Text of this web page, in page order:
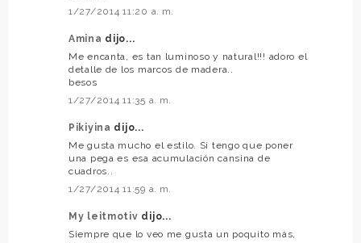
1/27/2014 11:20 a. m.
Amina dijo...
Me encanta, es tan luminoso y natural!!! adoro el
detalle de los marcos de madera..
besos
1/27/2014 11:35 a. m.
Pikiyina dijo...
Me gusta mucho el estilo. Si tengo que poner
una pega es esa acumulación cansina de
cuadros..
1/27/2014 11:59 a. m.
My leitmotiv dijo...
Siempre que lo veo me gusta un poquito más,